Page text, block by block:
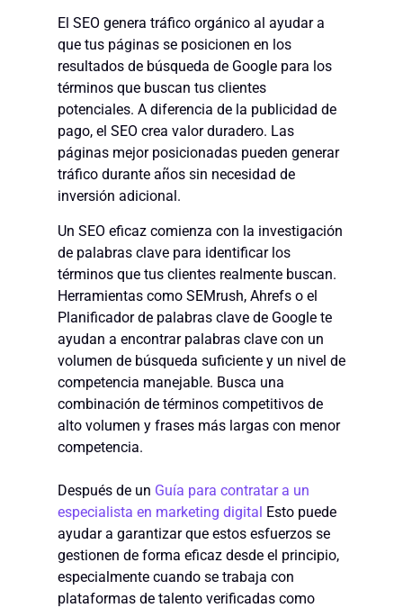
El SEO genera tráfico orgánico al ayudar a
que tus páginas se posicionen en los
resultados de búsqueda de Google para los
términos que buscan tus clientes
potenciales. A diferencia de la publicidad de
pago, el SEO crea valor duradero. Las
páginas mejor posicionadas pueden generar
tráfico durante años sin necesidad de
inversión adicional.
Un SEO eficaz comienza con la investigación
de palabras clave para identificar los
términos que tus clientes realmente buscan.
Herramientas como SEMrush, Ahrefs o el
Planificador de palabras clave de Google te
ayudan a encontrar palabras clave con un
volumen de búsqueda suficiente y un nivel de
competencia manejable. Busca una
combinación de términos competitivos de
alto volumen y frases más largas con menor
competencia.
Después de un Guía para contratar a un
especialista en marketing digital Esto puede
ayudar a garantizar que estos esfuerzos se
gestionen de forma eficaz desde el principio,
especialmente cuando se trabaja con
plataformas de talento verificadas como